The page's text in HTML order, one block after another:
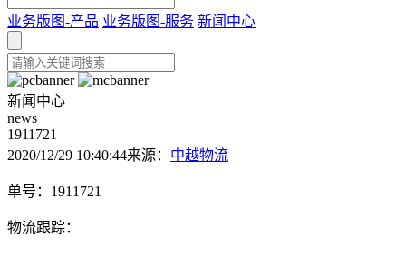
业务版图-产品 业务版图-服务 新闻中心
新闻中心
news
1911721
2020/12/29 10:40:44来源： 中越物流
单号：1911721
物流跟踪：